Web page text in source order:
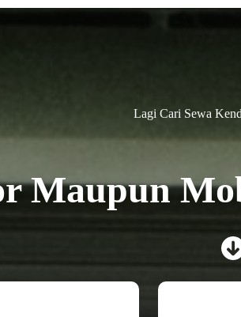
Lagi Cari Sewa
Maupun